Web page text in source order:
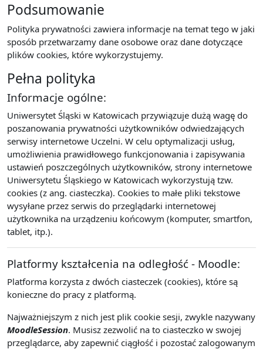
Podsumowanie
Polityka prywatności zawiera informacje na temat tego w jaki
sposób przetwarzamy dane osobowe oraz dane dotyczące
plików cookies, które wykorzystujemy.
Pełna polityka
Informacje ogólne:
Uniwersytet Śląski w Katowicach przywiązuje dużą wagę do
poszanowania prywatności użytkowników odwiedzających
serwisy internetowe Uczelni. W celu optymalizacji usług,
umożliwienia prawidłowego funkcjonowania i zapisywania
ustawień poszczególnych użytkowników, strony internetowe
Uniwersytetu Śląskiego w Katowicach wykorzystują tzw.
cookies (z ang. ciasteczka). Cookies to małe pliki tekstowe
wysyłane przez serwis do przeglądarki internetowej
użytkownika na urządzeniu końcowym (komputer, smartfon,
tablet, itp.).
Platformy kształcenia na odległość - Moodle:
Platforma korzysta z dwóch ciasteczek (cookies), które są
konieczne do pracy z platformą.
Najważniejszym z nich jest plik cookie sesji, zwykle nazywany
MoodleSession. Musisz zezwolić na to ciasteczko w swojej
przeglądarce, aby zapewnić ciągłość i pozostać zalogowanym